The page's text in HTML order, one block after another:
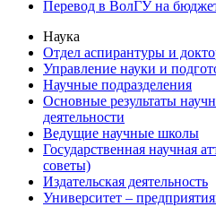
Перевод в ВолГУ на
Наука
Отдел аспирантуры и
Управление науки и
Научные подразделения
Основные результаты
деятельности
Ведущие научные школы
Государственная научная
советы)
Издательская деятельность
Университет –